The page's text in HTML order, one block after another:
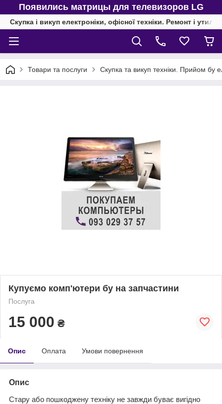
Появились матрицы для телевизоров LG
Скупка і викуп електроніки, офісної техніки. Ремонт і
Товари та послуги Скупка та викуп техніки. Прийом бу
Купуємо комп'ютери бу на запчастини
Послуга
15 000 ₴
Опис Оплата Умови повернення
Опис
Стару або пошкоджену техніку не завжди буває вигідно